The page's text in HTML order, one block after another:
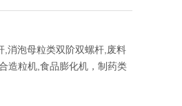
消泡母粒类双阶双螺杆,废料
造粒机,食品膨化机，制药类